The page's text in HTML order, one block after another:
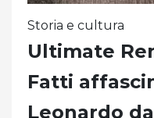
Storia e cultura
Ultimate
Fatti
Leonardo